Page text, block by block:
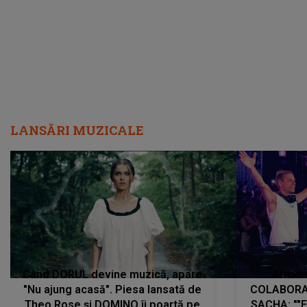
LANSĂRI MUZICALE
Când DORUL devine muzică, apare
"Nu ajung acasă". Piesa lansată de